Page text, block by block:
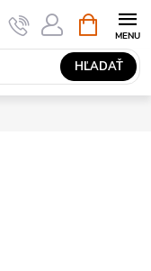
HĽADAŤ
KOŠÍK